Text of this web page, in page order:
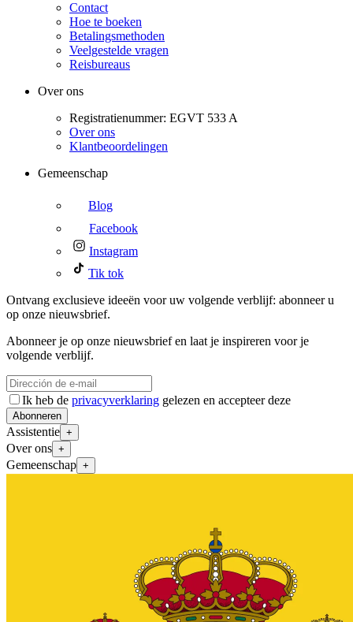
Contact
Hoe te boeken
Betalingsmethoden
Veelgestelde vragen
Reisbureaus
Over ons
Registratienummer: EGVT 533 A
Over ons
Klantbeoordelingen
Gemeenschap
Blog
Facebook
Instagram
Tik tok
Ontvang exclusieve ideeën voor uw volgende verblijf: abonneer u
op onze nieuwsbrief.
Abonneer je op onze nieuwsbrief en laat je inspireren voor je
volgende verblijf.
Ik heb de privacyverklaring gelezen en accepteer deze
Abonneren
Assistentie +
Over ons +
Gemeenschap +